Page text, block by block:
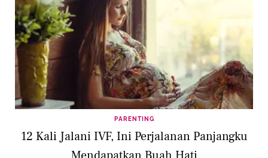
PARENTING
12 Kali Jalani IVF, Ini Perjalanan Panjangku